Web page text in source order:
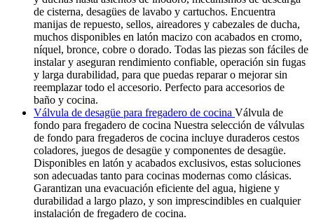
de cisterna, desagües de lavabo y cartuchos. Encuentra
manijas de repuesto, sellos, aireadores y cabezales de ducha,
muchos disponibles en latón macizo con acabados en cromo,
níquel, bronce, cobre o dorado. Todas las piezas son fáciles de
instalar y aseguran rendimiento confiable, operación sin fugas
y larga durabilidad, para que puedas reparar o mejorar sin
reemplazar todo el accesorio. Perfecto para accesorios de
baño y cocina.
Válvula de desagüe para fregadero de cocina Válvula de
fondo para fregadero de cocina Nuestra selección de válvulas
de fondo para fregaderos de cocina incluye duraderos cestos
coladores, juegos de desagüe y componentes de desagüe.
Disponibles en latón y acabados exclusivos, estas soluciones
son adecuadas tanto para cocinas modernas como clásicas.
Garantizan una evacuación eficiente del agua, higiene y
durabilidad a largo plazo, y son imprescindibles en cualquier
instalación de fregadero de cocina.